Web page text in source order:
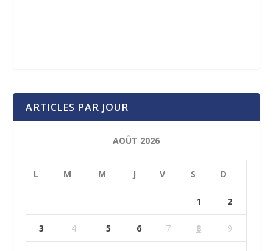
ARTICLES PAR JOUR
AOÛT 2026
L M M J V S D
1 2
3 4 5 6 7 8 9